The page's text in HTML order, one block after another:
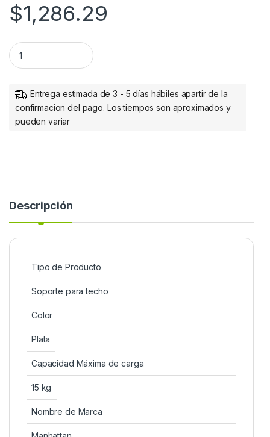
$1,286.29
SOPORTE PROYECTOR A TECHO ARTICULADO 10KG
Entrega estimada de 3 - 5 días hábiles apartir de la
confirmacion del pago. Los tiempos son aproximados y
pueden variar
Descripción
Tipo de Producto
Soporte para techo
Color
Plata
Capacidad Máxima de carga
15 kg
Nombre de Marca